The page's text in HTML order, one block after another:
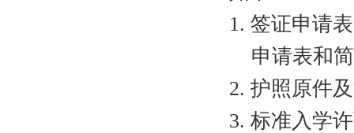
1. 签证申请
申请表和简
2. 护照原件
3. 标准入学